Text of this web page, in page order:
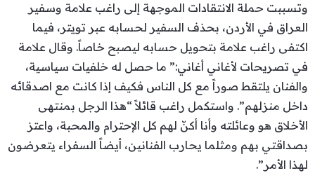
وتسببت حملة الانتقادات الموجهة إلى راغب علامة وسفير
العراق في الأردن، بحذف السفير لحسابه عبر تويتر، فيما
اكتفى راغب علامة بتحويل حسابه ليصبح خاصاً. وقال علامة
في تصريحات لأغاني أغاني:” ما حصل له خلفيات سياسية،
والفنان يلتقط صوراً مع كل الناس فكيف إذا كانت مع اصدقائه
داخل منزلهم”. واستكمل راغب قائلاً “هذا الرجل بمنتهى
الأخلاق هو وعائلته وأنا أكنّ لهم كل الإحترام والمحبة، واعتز
بصداقتي بهم ومثلما يحارب الفنانين، أيضاً السفراء يتعرضون
لهذا الأمر”.